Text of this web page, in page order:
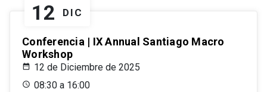
12 DIC
Conferencia | IX Annual Santiago Macro
Workshop
12 de Diciembre de 2025
08:30 a 16:00